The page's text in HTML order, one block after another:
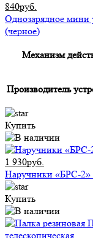
840руб.
Однозарядное мини
(черное)
Механизм
Производитель
Купить
1 930руб.
Наручники «БРС-2»
Купить